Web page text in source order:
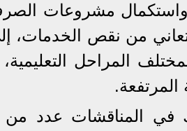
واستكمال مشروعات
تعاني من نقص الخدمات،
المراحل
المرتفعة.
في المناقشات عدد من